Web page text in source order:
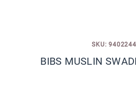
SKU: 9402244
BIBS MUSLIN